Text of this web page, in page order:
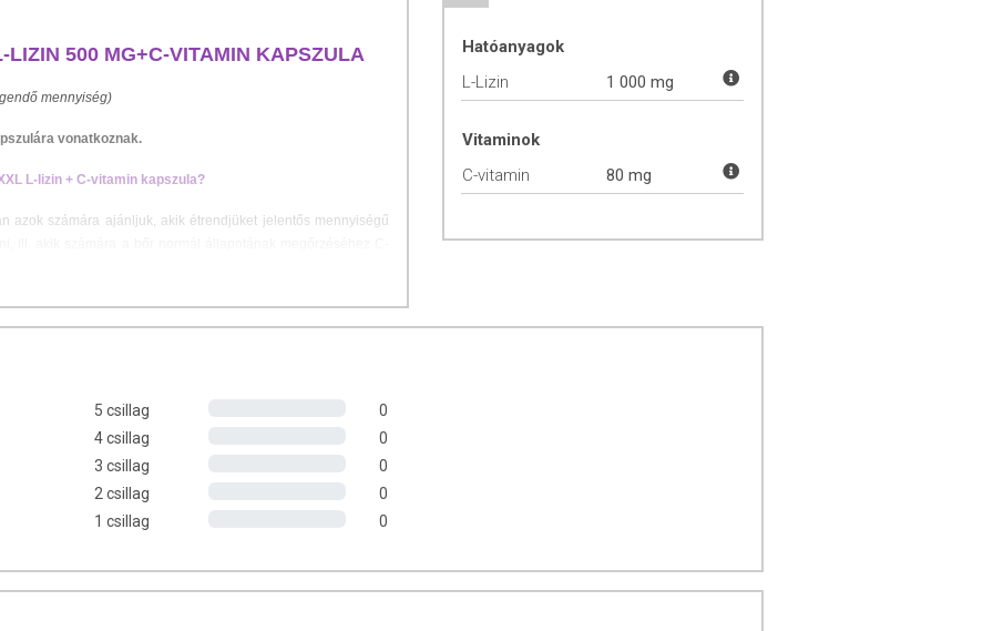
LIZIN 500 MG+C-VITAMIN KAPSZULA
mennyiség)
vonatkoznak.
L-lizin + C-vitamin kapszula?
azok számára ajánljuk, akik étrendjüket jelentős mennyiségű
melyhez szervezetünk kizárólag táplálékból juthat
Lehetőleg étkezések között, min. 2 dl vízzel, szétrágás
Hatóanyagok
L-Lizin
1 000 mg
Vitaminok
C-vitamin
80 mg
5 csillag
0
4 csillag
0
3 csillag
0
2 csillag
0
1 csillag
0